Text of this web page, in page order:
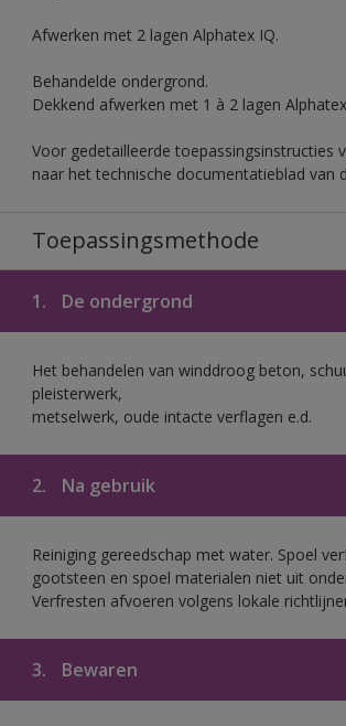
Afwerken met 2 lagen Alphatex IQ.
Behandelde ondergrond.
Dekkend afwerken met 1 à 2 lagen
Voor gedetailleerde toepassingsinstructies
naar het technische documentatieblad van
Toepassingsmethode
1. De ondergrond
Het behandelen van winddroog beton,
pleisterwerk,
metselwerk, oude intacte verflagen e.d.
2. Na gebruik
Reiniging gereedschap met water. Spoel
gootsteen en spoel materialen niet uit
Verfresten afvoeren volgens lokale
3. Bewaren